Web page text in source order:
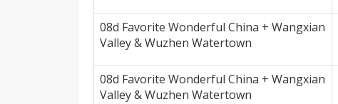
08d Favorite Wonderful China + Wangxian
Valley & Wuzhen Watertown
08d Favorite Wonderful China + Wangxian
Valley & Wuzhen Watertown